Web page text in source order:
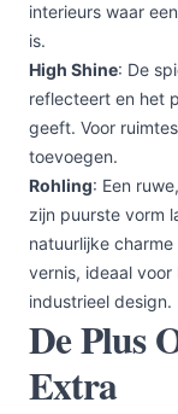
interieurs waar
is.
High Shine: De
reflecteert en het
geeft. Voor
toevoegen.
Rohling: Een
zijn puurste vorm
natuurlijke
vernis, ideaal voor
industrieel design.
De Plus
Extra